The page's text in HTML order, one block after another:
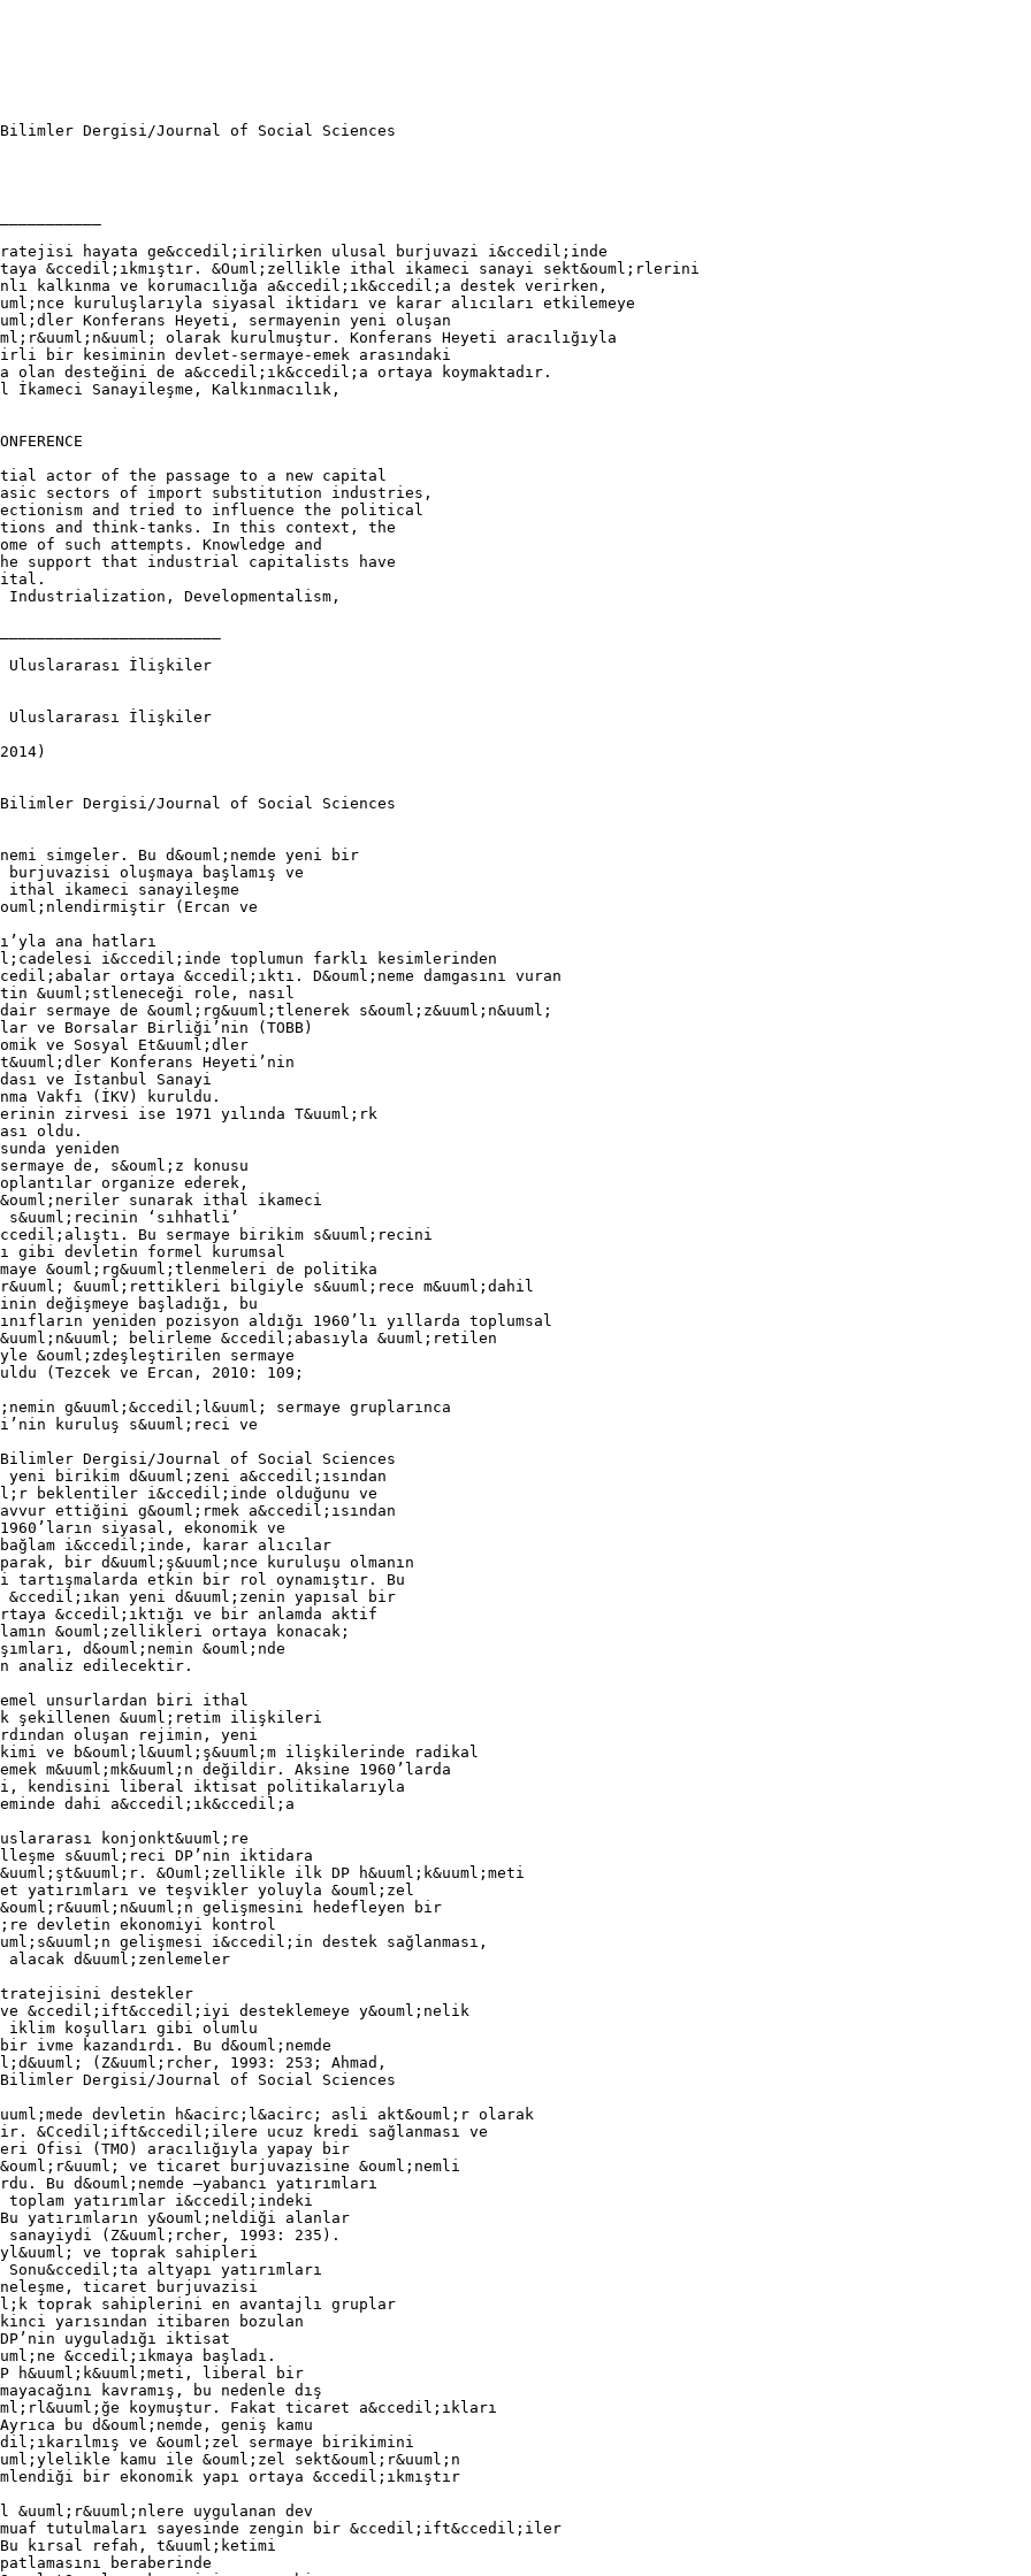
Bilimler Dergisi/Journal of Social Sciences
hayata ge&ccedil;irilirken ulusal burjuvazi i&ccedil;inde
&ccedil;ıkmıştır. &Ouml;zellikle ithal ikameci sanayi sekt&ouml;rlerini
kalkınma ve korumacılığa a&ccedil;ık&ccedil;a destek verirken,
kuruluşlarıyla siyasal iktidarı ve karar alıcıları etkilemeye
Konferans Heyeti, sermayenin yeni oluşan
olarak kurulmuştur. Konferans Heyeti aracılığıyla
kesiminin devlet-sermaye-emek arasındaki
desteğini de a&ccedil;ık&ccedil;a ortaya koymaktadır.
Sanayileşme, Kalkınmacılık,
actor of the passage to a new capital
sectors of import substitution industries,
and tried to influence the political
and think-tanks. In this context, the
of such attempts. Knowledge and
the support that industrial capitalists have
Industrialization, Developmentalism,
Uluslararası İlişkiler
Uluslararası İlişkiler